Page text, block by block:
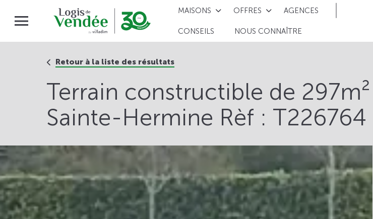
MAISONS OFFRES AGENCES
CONSEILS NOUS CONNAÎTRE
Retour à la liste des résultats
Terrain constructible de 297m²
Sainte-Hermine Rèf : T226764